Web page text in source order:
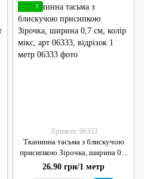
3
Артикул: 06333
Тканинна тасьма з блискучою
присипкою Зірочка, ширина 0,7
см, колір мікс, арт 06333,
відрізок 1 метр
26.90 грн/1 метр